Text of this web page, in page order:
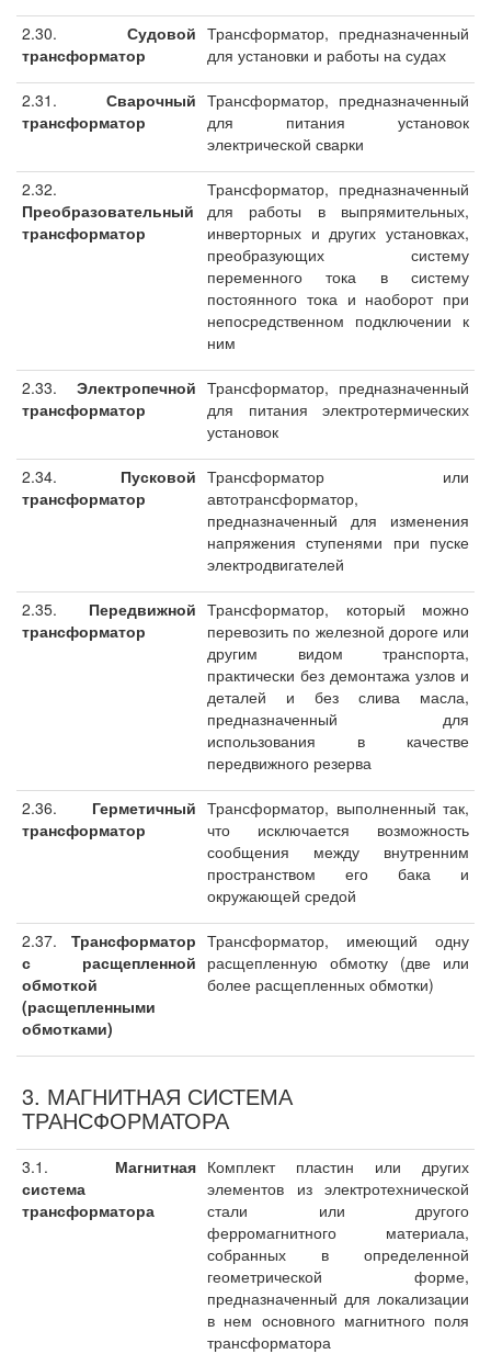
2.30. Судовой
трансформатор
Трансформатор, предназначенный
для установки и работы на судах
2.31. Сварочный
трансформатор
Трансформатор, предназначенный
для питания установок
электрической сварки
2.32.
Преобразовательный
трансформатор
Трансформатор, предназначенный
для работы в выпрямительных,
инверторных и других установках,
преобразующих систему
переменного тока в систему
постоянного тока и наоборот при
непосредственном подключении к
ним
2.33. Электропечной
трансформатор
Трансформатор, предназначенный
для питания электротермических
установок
2.34. Пусковой
трансформатор
Трансформатор или
автотрансформатор,
предназначенный для изменения
напряжения ступенями при пуске
электродвигателей
2.35. Передвижной
трансформатор
Трансформатор, который можно
перевозить по железной дороге или
другим видом транспорта,
практически без демонтажа узлов и
деталей и без слива масла,
предназначенный для
использования в качестве
передвижного резерва
2.36. Герметичный
трансформатор
Трансформатор, выполненный так,
что исключается возможность
сообщения между внутренним
пространством его бака и
окружающей средой
2.37. Трансформатор
с расщепленной
обмоткой
(расщепленными
обмотками)
Трансформатор, имеющий одну
расщепленную обмотку (две или
более расщепленных обмотки)
3. МАГНИТНАЯ СИСТЕМА
ТРАНСФОРМАТОРА
3.1. Магнитная
система
трансформатора
Комплект пластин или других
элементов из электротехнической
стали или другого
ферромагнитного материала,
собранных в определенной
геометрической форме,
предназначенный для локализации
в нем основного магнитного поля
трансформатора